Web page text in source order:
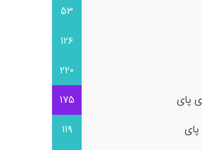
53
126
220
پای
175
پای
119